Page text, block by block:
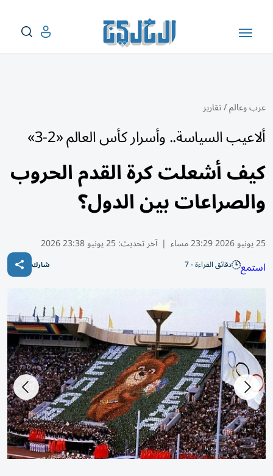
عرب وعالم/تقارير
ألاعيب السياسة.. وأسرار كأس العالم «2-3»
كيف أشعلت كرة القدم الحروب
والصراعات بين الدول؟
25 يونيو 2026 23:29 مساء | آخر تحديث:25 يونيو 23:38 2026
استمع دقائق القراءة - 7 شارك